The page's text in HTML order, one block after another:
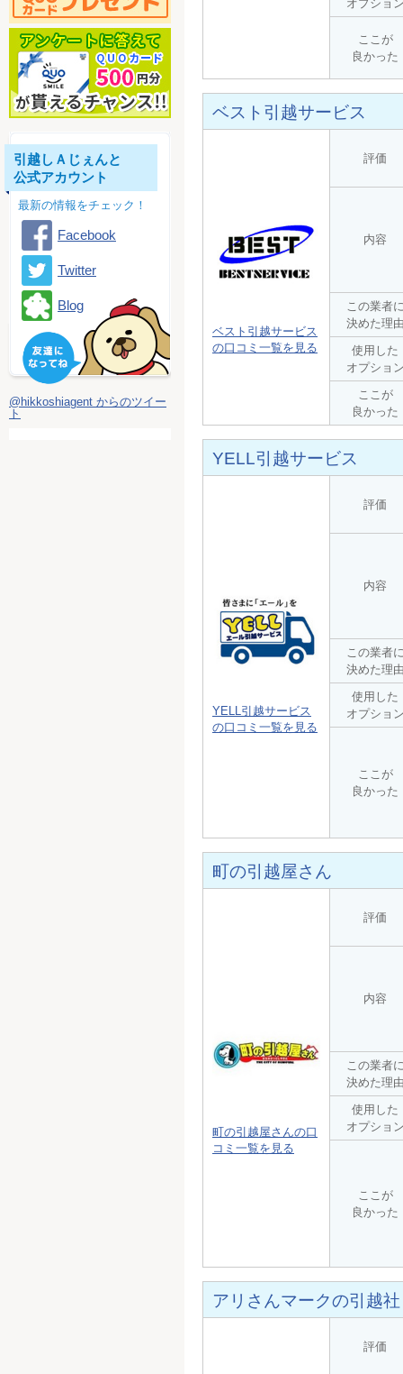
オプショ
ここが
良かった
ベスト引越サービス
ベスト引越サービス
の口コミ一覧を見る
評価
内容
この業者
決めた理
使用した
オプショ
ここが
良かった
YELL引越サービス
YELL引越サービス
の口コミ一覧を見る
評価
内容
この業者
決めた理
使用した
オプショ
ここが
良かった
町の引越屋さん
町の引越屋さんの口
コミ一覧を見る
評価
内容
この業者
決めた理
使用した
オプショ
ここが
良かった
アリさんマークの引越社
評価
引越しＡじぇんと
公式アカウント
最新の情報をチェック！
Facebook
Twitter
Blog
@hikkoshiagent からのツイー
ト